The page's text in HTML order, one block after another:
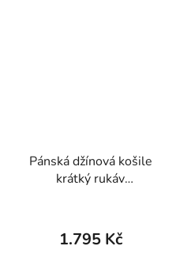
Pánská džínová košile
krátký rukáv
WESTERN SHIRT
Authentic Tint
1.795 Kč